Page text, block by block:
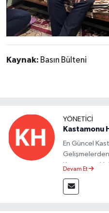
Kaynak: Basın Bülteni
YÖNETICI
Kastamonu
En Güncel
Kastamonu
Devam Et